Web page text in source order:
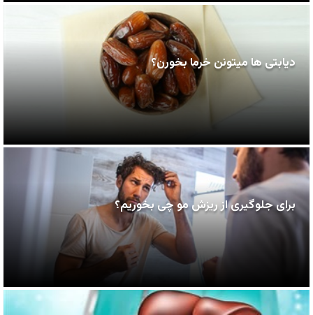
دیابتی ها میتونن خرما بخورن؟
برای جلوگیری از ریزش مو چی بخوریم؟